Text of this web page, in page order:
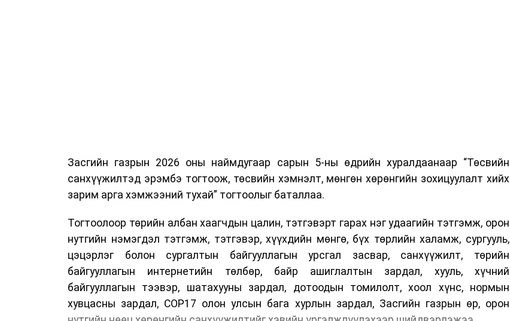
Засгийн газрын 2026 оны наймдугаар сарын 5-ны өдрийн хуралдаанаар “Төсвийн
санхүүжилтэд эрэмбэ тогтоож, төсвийн хэмнэлт, мөнгөн хөрөнгийн зохицуулалт хийх
зарим арга хэмжээний тухай” тогтоолыг баталлаа.
Тогтоолоор төрийн албан хаагчдын цалин, тэтгэвэрт гарах нэг удаагийн тэтгэмж, орон
нутгийн нэмэгдэл тэтгэмж, тэтгэвэр, хүүхдийн мөнгө, бүх төрлийн халамж, сургууль,
цэцэрлэг болон сургалтын байгууллагын урсгал засвар, санхүүжилт, төрийн
байгууллагын интернетийн төлбөр, байр ашиглалтын зардал, хууль, хүчний
байгууллагын тээвэр, шатахууны зардал, дотоодын томилолт, хоол хүнс, нормын
хувцасны зардал, COP17 олон улсын бага хурлын зардал, Засгийн газрын өр, орон